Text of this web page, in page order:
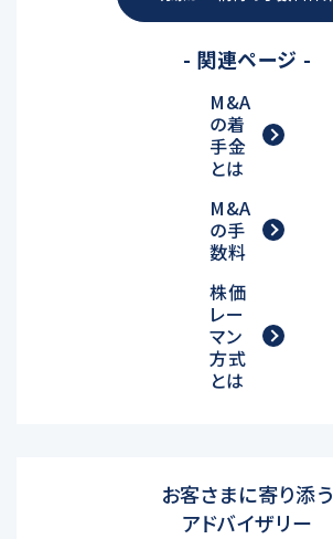
- 関連ページ -
M&A
の着
手金
とは
M&A
の手
数料
株価
レー
マン
方式
とは
お客さまに寄り添う
アドバイザリー